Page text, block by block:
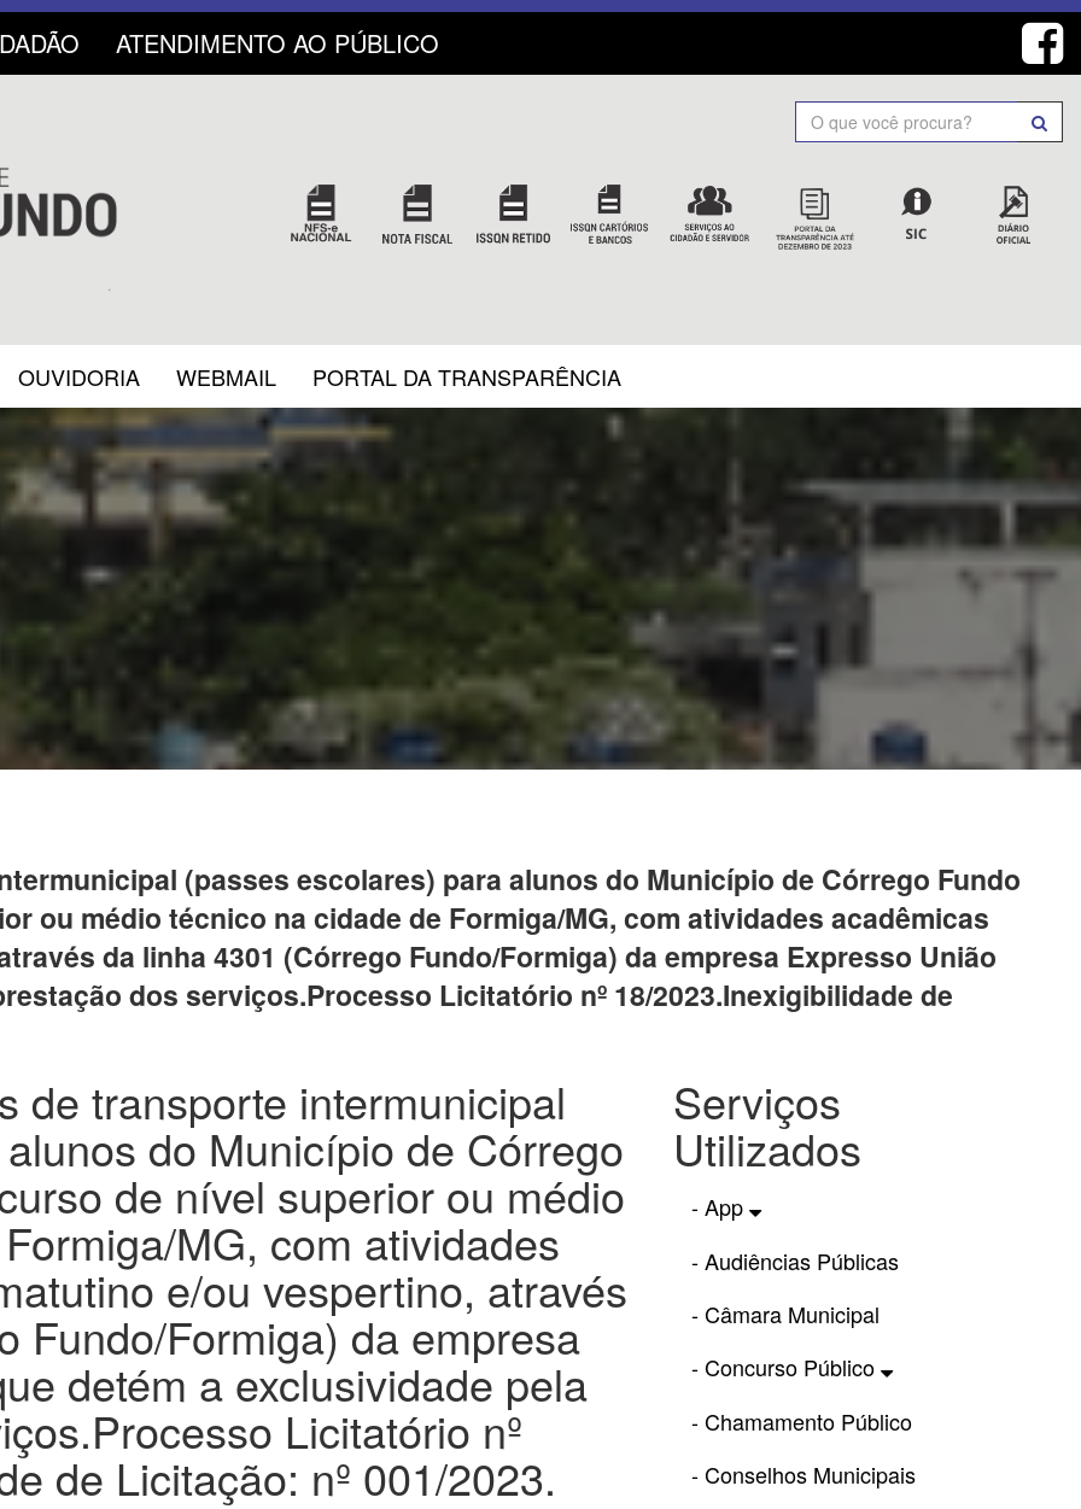
ATENDIMENTO AO PÚBLICO
Search
OUVIDORIA WEBMAIL PORTAL DA TRANSPARÊNCIA
(passes escolares) para alunos do Município de Córrego Fundo
ou médio técnico na cidade de Formiga/MG, com atividades acadêmicas
da linha 4301 (Córrego Fundo/Formiga) da empresa Expresso União
dos serviços.Processo Licitatório nº 18/2023.Inexigibilidade de
de transporte intermunicipal
do Município de Córrego
de nível superior ou médio
MG, com atividades
e/ou vespertino, através
Fundo/Formiga) da empresa
detém a exclusividade pela
Licitatório nº
de Licitação: nº 001/2023.
Serviços
Utilizados
- App
- Audiências Públicas
- Câmara Municipal
- Concurso Público
- Chamamento Público
- Conselhos Municipais